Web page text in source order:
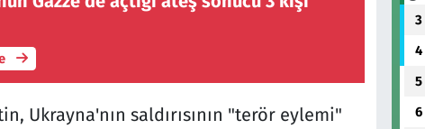
Ukrayna'nın saldırısının "terör eylemi"
3
4
5
6